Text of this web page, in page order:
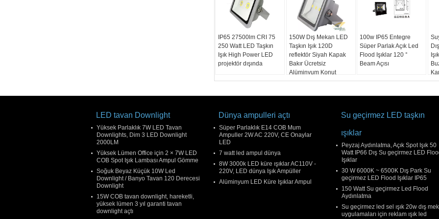
IP65 27500lm CRI 75
250 Watt LED Taşkın
Işık High Power LED
projektör dışında
150W Dış Mekan LED
Taşkın Işık 120D
reflektör Siyah Kapak
Bakır Ücretsiz
Alüminyum Konut
100w IP65 Entegre
Süper Parlak Açık Led
Flood Işıklar 120 °
Beam Açısı
LED tavan Downlight
Yüksek Parlaklık 7W LED Tavan
Downlights, Dim 3 LED Downlight
2000LM
Yüksek Lümen Office için 2 × 7W LED
COB Spot Işık Lambası Ampul Gömme
Soğuk Beyaz Küçük 10W Led
Downlight / Banyo Tavan 120 Derecesi
Downlight
15W COB tavan downlight, hareketli,
yüksek lümen 3 yıl garanti tavan
downlight açtı
Dünya ampulleri açtı
Süper Parlaklık E14 COB Mum
Ampuller 2W AC 220V, CE Onaylar
LED
7 watt led ampul dünya
8W 3000k LED küre ışıklar AC110V -
220V, LED dünya Işık Ampüller
Alüminyum LED Küre Işıklar Ampul
Su geçirmez LED taşkın
ışıklar
Peyzaj Aydınlatma, Açık Spot Işık 50
Watt IP66 Dış Su geçirmez LED
Işıklar
30 W 6000K ~ 6500K Dış Park Su
geçirmez LED Flood Işıklar IP65
150 Watt Su geçirmez Led Flood
Aydınlatma
Su geçirmez led sel ışık 20w dış
uygulamaları için reklam ışık led